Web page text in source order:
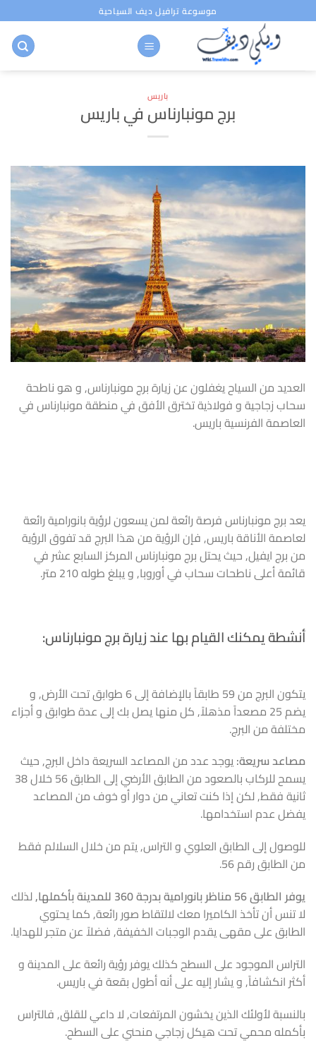
للمحتوى
موسوعة ترافيل ديف السياحية
باريس
برج مونبارناس في باريس
العديد من السياح يغفلون عن زيارة برج مونبارناس, و هو ناطحة
سحاب زجاجية و فولاذية تخترق الأفق في منطقة مونبارناس في
العاصمة الفرنسية باريس.
يعد برج مونبارناس فرصة رائعة لمن يسعون لرؤية بانورامية رائعة
لعاصمة الأناقة باريس, فإن الرؤية من هذا البرج قد تفوق الرؤية
من برج ايفيل, حيث يحتل برج مونبارناس المركز السابع عشر في
قائمة أعلى ناطحات سحاب في أوروبا, و يبلغ طوله 210 متر.
أنشطة يمكنك القيام بها عند زيارة برج مونبارناس:
يتكون البرج من 59 طابقاً بالإضافة إلى 6 طوابق تحت الأرض, و
يضم 25 مصعداً مذهلاً, كل منها يصل بك إلى عدة طوابق و أجزاء
مختلفة من البرج.
مصاعد سريعة:يوجد عدد من المصاعد السريعة داخل البرج, حيث
يسمح للركاب بالصعود من الطابق الأرضي إلى الطابق 56 خلال 38
ثانية فقط, لكن إذا كنت تعاني من دوار أو خوف من المصاعد
يفضل عدم استخدامها.
للوصول إلى الطابق العلوي و التراس, يتم من خلال السلالم فقط
من الطابق رقم 56.
يوفر الطابق 56 مناظر بانورامية بدرجة 360 للمدينة بأكملها,
لذلك
لا تنس أن تأخذ الكاميرا معك لالتقاط صور رائعة, كما يحتوي
الطابق على مقهى يقدم الوجبات الخفيفة, فضلاً عن متجر للهدايا.
التراس الموجود على السطح كذلك يوفر رؤية رائعة على المدينة و
أكثر انكشافاً, و يشار إليه على أنه أطول بقعة في باريس.
بالنسبة لأولئك الذين يخشون المرتفعات, لا داعي للقلق, فالتراس
بأكمله محمي تحت هيكل زجاجي منحني على السطح.